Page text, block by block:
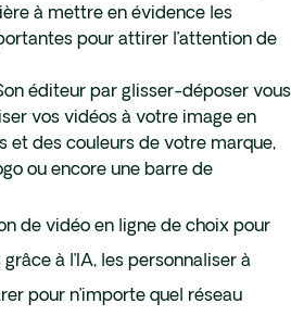
à mettre en évidence les
pour attirer l’attention de
éditeur par glisser-déposer vous
vos vidéos à votre image en
et des couleurs de votre marque,
ou encore une barre de
de vidéo en ligne de choix pour
à l’IA, les personnaliser à
pour n’importe quel réseau